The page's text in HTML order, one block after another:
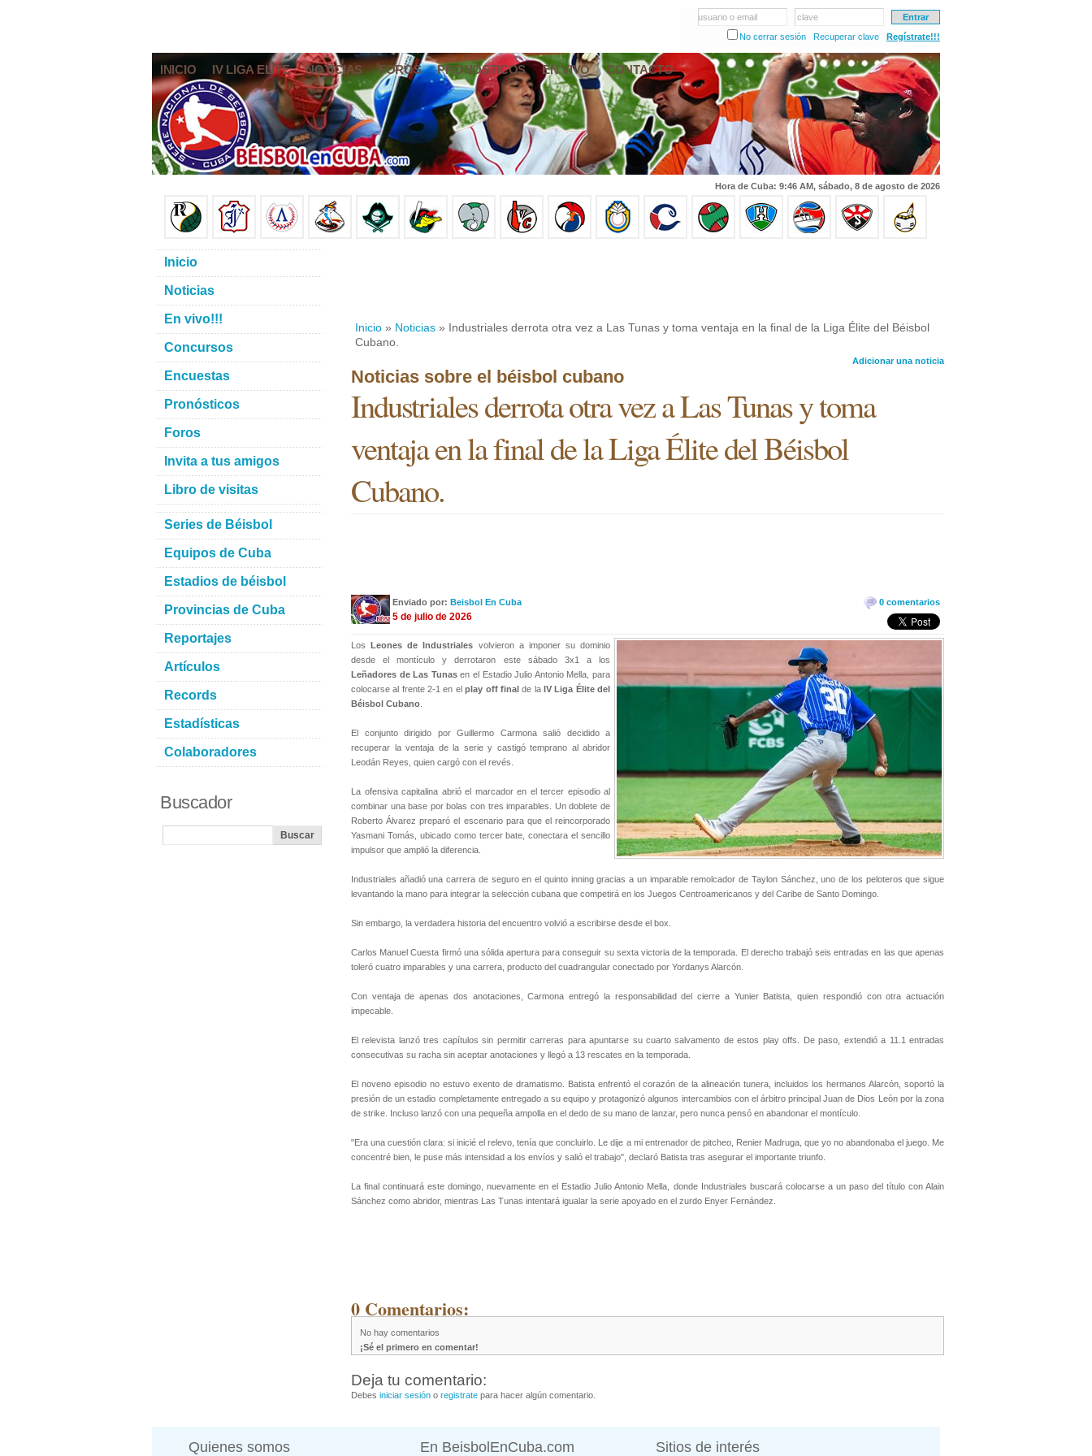
usuario o email
clave
No cerrar sesión
Recuperar clave Regístrate!!!
INICIO IV LIGA ELITE NOTICIAS FOROS PRONÓSTICOS EN VIVO CONTACTO
Hora de Cuba: 9:46 AM, sábado, 8 de agosto de 2026
Inicio » Noticias » Industriales derrota otra vez a Las Tunas y toma ventaja en la final de la Liga Élite del Béisbol
Cubano.
Adicionar una noticia
Noticias sobre el béisbol cubano
Industriales derrota otra vez a Las Tunas y toma
ventaja en la final de la Liga Élite del Béisbol
Cubano.
0 comentarios
Enviado por: Beisbol En Cuba
5 de julio de 2026
LosLeones de Industriales volvieron a imponer su dominio
desde el montículo y derrotaron este sábado 3x1 a los
Leñadores de Las Tunasen el Estadio Julio Antonio Mella, para
colocarse al frente 2-1 en elplay off finalde la IV Liga Élite del
Béisbol Cubano
El conjunto dirigido por Guillermo Carmona salió decidido a
recuperar la ventaja de la serie y castigó temprano al abridor
Leodán Reyes, quien cargó con el revés.
La ofensiva capitalina abrió el marcador en el tercer episodio al
combinar una base por bolas con tres imparables. Un doblete de
Roberto Álvarez preparó el escenario para que el reincorporado
Yasmani Tomás, ubicado como tercer bate, conectara el sencillo
impulsor que amplió la diferencia.
Industriales añadió una carrera de seguro en el quinto inning gracias a un imparable remolcador de Taylon Sánchez, uno de los peloteros que sigue
levantando la mano para integrar la selección cubana que competirá en los Juegos Centroamericanos y del Caribe de Santo Domingo.
Sin embargo, la verdadera historia del encuentro volvió a escribirse desde el box.
Carlos Manuel Cuesta firmó una sólida apertura para conseguir su sexta victoria de la temporada. El derecho trabajó seis entradas en las que apenas
toleró cuatro imparables y una carrera, producto del cuadrangular conectado por Yordanys Alarcón.
Con ventaja de apenas dos anotaciones, Carmona entregó la responsabilidad del cierre a Yunier Batista, quien respondió con otra actuación
impecable.
El relevista lanzó tres capítulos sin permitir carreras para apuntarse su cuarto salvamento de estos play offs. De paso, extendió a 11.1 entradas
consecutivas su racha sin aceptar anotaciones y llegó a 13 rescates en la temporada.
El noveno episodio no estuvo exento de dramatismo. Batista enfrentó el corazón de la alineación tunera, incluidos los hermanos Alarcón, soportó la
presión de un estadio completamente entregado a su equipo y protagonizó algunos intercambios con el árbitro principal Juan de Dios León por la zona
de strike. Incluso lanzó con una pequeña ampolla en el dedo de su mano de lanzar, pero nunca pensó en abandonar el montículo.
"Era una cuestión clara: si inicié el relevo, tenía que concluirlo. Le dije a mi entrenador de pitcheo, Renier Madruga, que yo no abandonaba el juego. Me
concentré bien, le puse más intensidad a los envíos y salió el trabajo", declaró Batista tras asegurar el importante triunfo.
La final continuará este domingo, nuevamente en el Estadio Julio Antonio Mella, donde Industriales buscará colocarse a un paso del título con Alain
Sánchez como abridor, mientras Las Tunas intentará igualar la serie apoyado en el zurdo Enyer Fernández.
0 Comentarios:
No hay comentarios
¡Sé el primero en comentar!
Deja tu comentario:
Debes iniciar sesión o registrate para hacer algún comentario.
Inicio
Noticias
En vivo!!!
Concursos
Encuestas
Pronósticos
Foros
Invita a tus amigos
Libro de visitas
Series de Béisbol
Equipos de Cuba
Estadios de béisbol
Provincias de Cuba
Reportajes
Artículos
Records
Estadísticas
Colaboradores
Buscador
Quienes somos En BeisbolEnCuba.com Sitios de interés